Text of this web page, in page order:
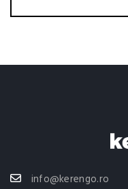
info@kerengo.ro